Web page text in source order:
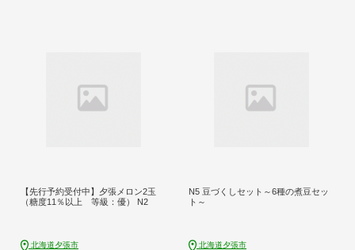
【先行予約受付中】夕張メロン2玉
（糖度11％以上 等級：優） N2
北海道夕張市
N5 豆づくしセット～6種の煮豆セッ
ト～
北海道夕張市